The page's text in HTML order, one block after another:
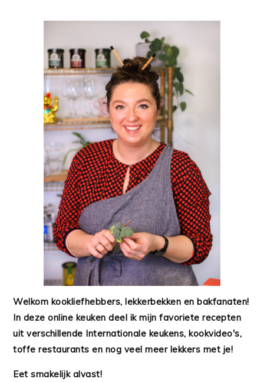
Welkom kookliefhebbers, lekkerbekken en bakfanaten!
In deze online keuken deel ik mijn favoriete recepten
uit verschillende Internationale keukens, kookvideo's,
toffe restaurants en nog veel meer lekkers met je!
Eet smakelijk alvast!